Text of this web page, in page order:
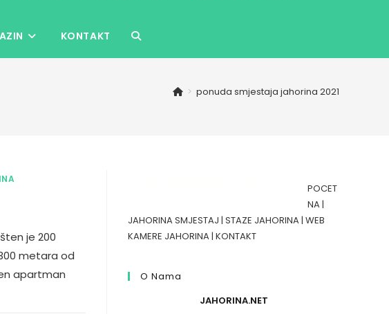
KONTAKT TOGGLE
> ponuda smjestaja jahorina 2021
je 200
metara od
apartman
POCET
NA|
JAHORINA SMJESTAJ | STAZE JAHORINA| WEB
KAMERE JAHORINA| KONTAKT
O Nama
JAHORINA.NET